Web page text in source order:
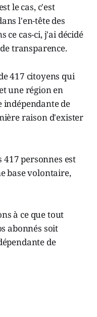
le cas, c'est
l'en-tête des
ce cas-ci, j'ai décidé
transparence.
417 citoyens qui
une région en
indépendante de
raison d'exister
417 personnes est
base volontaire,
à ce que tout
abonnés soit
de